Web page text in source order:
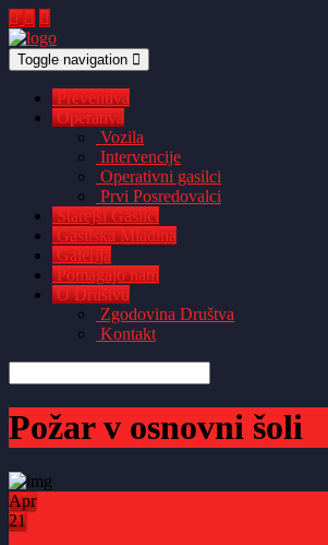
Toggle navigation
Preventiva
Operativa
Vozila
Intervencije
Operativni gasilci
Prvi Posredovalci
Starejši Gasilci
Gasilska Mladina
Galerija
Pomagajo nam
O Društvu
Zgodovina Društva
Kontakt
Požar v osnovni šoli
Apr
21